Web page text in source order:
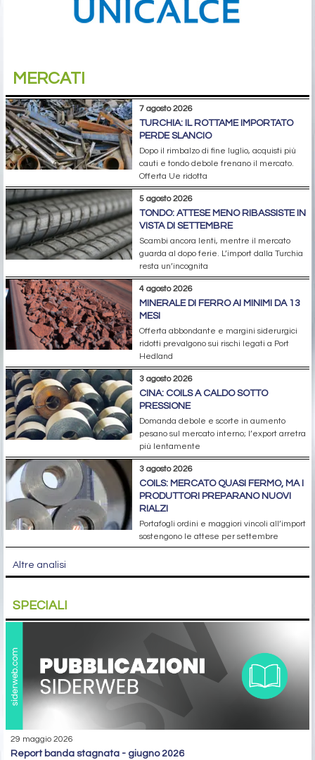
MERCATI
7 agosto 2026
TURCHIA: IL ROTTAME IMPORTATO
PERDE SLANCIO
Dopo il rimbalzo di fine luglio, acquisti più
cauti e tondo debole frenano il mercato.
Offerta Ue ridotta
5 agosto 2026
TONDO: ATTESE MENO RIBASSISTE IN
VISTA DI SETTEMBRE
Scambi ancora lenti, mentre il mercato
guarda al dopo ferie. L’import dalla Turchia
resta un’incognita
4 agosto 2026
MINERALE DI FERRO AI MINIMI DA 13
MESI
Offerta abbondante e margini siderurgici
ridotti prevalgono sui rischi legati a Port
Hedland
3 agosto 2026
CINA: COILS A CALDO SOTTO
PRESSIONE
Domanda debole e scorte in aumento
pesano sul mercato interno; l’export arretra
più lentamente
3 agosto 2026
COILS: MERCATO QUASI FERMO, MA I
PRODUTTORI PREPARANO NUOVI
RIALZI
Portafogli ordini e maggiori vincoli all’import
sostengono le attese per settembre
Altre analisi
SPECIALI
29 maggio 2026
report banda stagnata - giugno 2026